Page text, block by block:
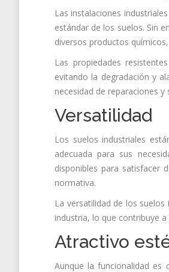
Las instalaciones
estándar de los suelos. Sin
diversos productos
Las propiedades
evitando la degradación y
necesidad de reparaciones
Versatilidad
Los suelos industriales
adecuada para sus
disponibles para satisfacer
normativa.
La versatilidad de los
industria, lo que contribuye
Atractivo
Aunque la funcionalidad es